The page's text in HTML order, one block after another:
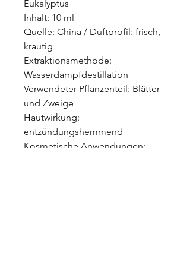
Eukalyptus
Inhalt: 10 ml
Quelle: China / Duftprofil: frisch,
krautig
Extraktionsmethode:
Wasserdampfdestillation
Verwendeter Pflanzenteil: Blätter
und Zweige
Hautwirkung:
entzündungshemmend
Kosmetische Anwendungen: